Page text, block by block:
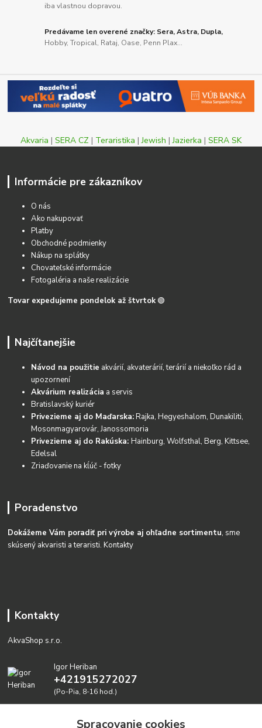
iba vlastnou dopravou.
Predávame len overené značky: Sera, Astra, Dupla,
Hobby, Tropical, Rataj, Oase, Penn Plax...
Akvaria | SERA CZ | Teraristika |Jewish |Jazierka | SERA SK
Informácie pre zákazníkov
O nás
Ako nakupovať
Platby
Obchodné podmienky
Nákup na splátky
Chovateľské informácie
Fotogaléria a naše realizácie
Tovar expedujeme pondelok až štvrtok 🟢
Najčítanejšie
Návod na použitie akvárií, akvaterárií, terárií a niekoľko rád a
upozornení
Akvárium realizácia a servis
Bratislavský kuriér
Privezieme aj do Maďarska:Rajka, Hegyeshalom, Dunakiliti,
Mosonmagyarovár, Janossomoria
Privezieme aj do Rakúska:Hainburg, Wolfsthal, Berg, Kittsee,
Edelsal
Zriaďovanie na kĺúč - fotky
Poradenstvo
Dokážeme Vám poradiť pri výrobe aj ohľadne sortimentu, sme
skúsený akvaristi a teraristi.Kontakty
Kontakty
AkvaShop s.r.o.
Igor Heriban
+421915272027
(Po-Pia, 8-16 hod.)
Spracovanie cookies